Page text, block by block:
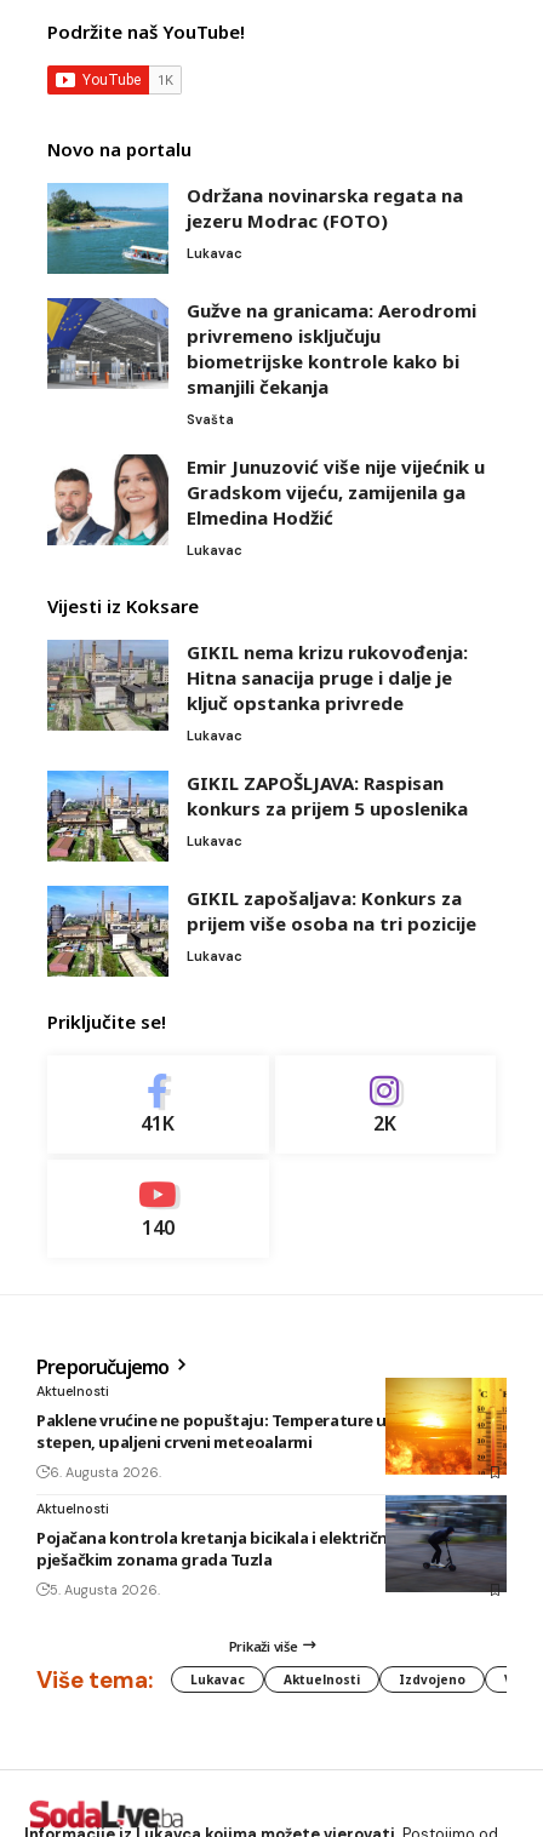
Podržite naš YouTube!
Novo na portalu
Održana novinarska regata na
jezeru Modrac (FOTO)
Lukavac
Gužve na granicama: Aerodromi
privremeno isključuju
biometrijske kontrole kako bi
smanjili čekanja
Svašta
Emir Junuzović više nije vijećnik u
Gradskom vijeću, zamijenila ga
Elmedina Hodžić
Lukavac
Vijesti iz Koksare
GIKIL nema krizu rukovođenja:
Hitna sanacija pruge i dalje je
ključ opstanka privrede
Lukavac
GIKIL ZAPOŠLJAVA: Raspisan
konkurs za prijem 5 uposlenika
Lukavac
GIKIL zapošaljava: Konkurs za
prijem više osoba na tri pozicije
Lukavac
Priključite se!
41K 2K
140
Preporučujemo
Aktuelnosti
Paklene vrućine ne popuštaju: Temperature u BiH i do 41
stepen, upaljeni crveni meteoalarmi
6. Augusta 2026.
Aktuelnosti
Pojačana kontrola kretanja bicikala i električnih romobila u
pješačkim zonama grada Tuzla
5. Augusta 2026.
Prikaži više
Više tema: Lukavac Aktuelnosti Izdvojeno